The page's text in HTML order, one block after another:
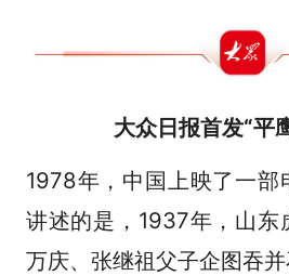
大众日报首发“平
1978年，中国上映了一部
讲述的是，1937年，山东
万庆、张继祖父子企图吞